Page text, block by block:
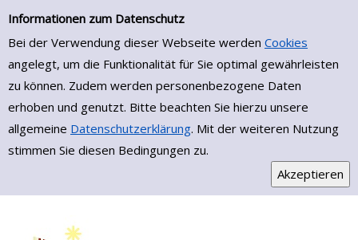
Informationen zum Datenschutz
Bei der Verwendung dieser Webseite werden Cookies
angelegt, um die Funktionalität für Sie optimal gewährleisten
zu können. Zudem werden personenbezogene Daten
erhoben und genutzt. Bitte beachten Sie hierzu unsere
allgemeine Datenschutzerklärung. Mit der weiteren Nutzung
stimmen Sie diesen Bedingungen zu.
Zur Detailanzeige springen